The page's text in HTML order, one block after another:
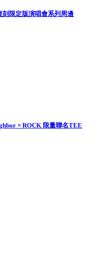
刻限定版演唱會系列周邊
× ROCK 限量聯名TEE